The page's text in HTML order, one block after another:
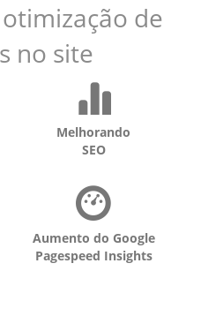
de
no site
Melhorando
SEO
Aumento do Google
Pagespeed Insights